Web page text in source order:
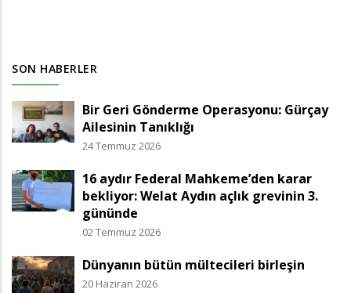
SON HABERLER
Bir Geri Gönderme Operasyonu: Gürçay
Ailesinin Tanıklığı
24 Temmuz 2026
16 aydır Federal Mahkeme’den karar
bekliyor: Welat Aydın açlık grevinin 3.
gününde
02 Temmuz 2026
Dünyanın bütün mültecileri birleşin
20 Haziran 2026